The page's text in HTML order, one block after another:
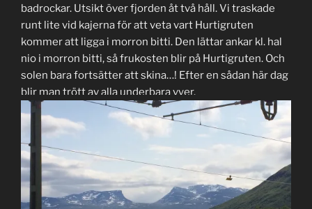
badrockar. Utsikt över fjorden åt två håll. Vi traskade
runt lite vid kajerna för att veta vart Hurtigruten
kommer att ligga i morron bitti. Den lättar ankar kl. hal
nio i morron bitti, så frukosten blir på Hurtigruten. Och
solen bara fortsätter att skina…! Efter en sådan här dag
blir man trött av alla underbara vyer.